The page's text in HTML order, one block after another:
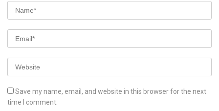
Save my name, email, and website in this browser for the next
time I comment.